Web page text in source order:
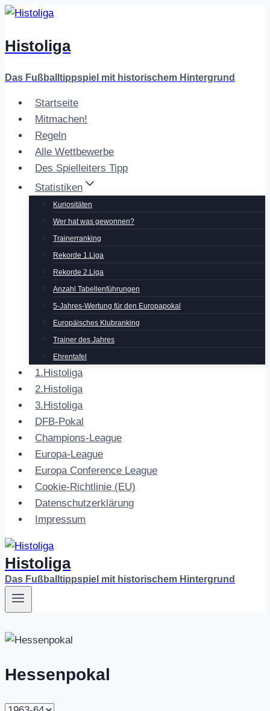
Zum
springen
Histoliga
Das Fußballtippspiel mit historischem Hintergrund
Startseite
Mitmachen!
Regeln
Alle Wettbewerbe
Des Spielleiters Tipp
Statistiken
Kuriositäten
Wer hat was gewonnen?
Trainerranking
Rekorde 1.Liga
Rekorde 2.Liga
Anzahl Tabellenführungen
5-Jahres-Wertung für den Europapokal
Europäisches Klubranking
Trainer des Jahres
Ehrentafel
1.Histoliga
2.Histoliga
3.Histoliga
DFB-Pokal
Champions-League
Europa-League
Europa Conference League
Cookie-Richtlinie (EU)
Datenschutzerklärung
Impressum
Histoliga
Das Fußballtippspiel mit historischem Hintergrund
Hessenpokal